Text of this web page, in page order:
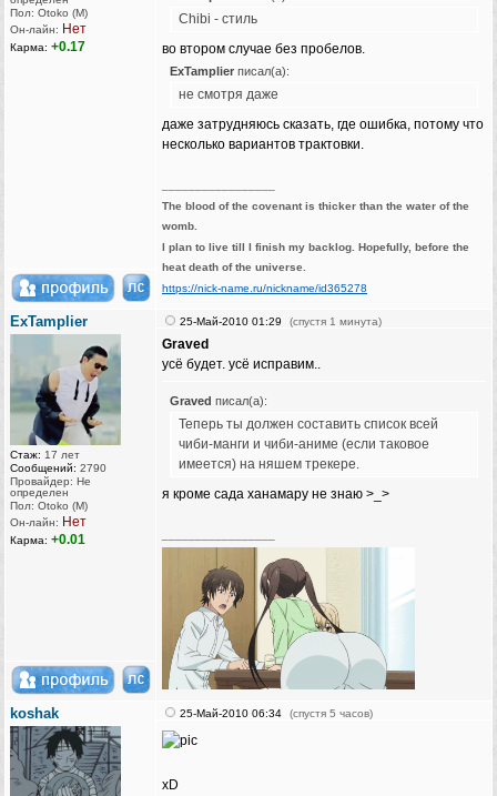
Пол: Otoko (M)
Он-лайн: Нет
Карма: +0.17
Chibi - стиль
во втором случае без пробелов.
ExTamplier писал(а):
не смотря даже
даже затрудняюсь сказать, где ошибка, потому что
несколько вариантов трактовки.
The blood of the covenant is thicker than the water of the
womb.
I plan to live till I finish my backlog. Hopefully, before the
heat death of the universe.
https://nick-name.ru/nickname/id365278
ExTamplier
Стаж: 17 лет
Сообщений: 2790
Провайдер: Не
определен
Пол: Otoko (M)
Он-лайн: Нет
Карма: +0.01
25-Май-2010 01:29 (спустя 1 минута)
Graved
усё будет. усё исправим..
Graved писал(а):
Теперь ты должен составить список всей
чиби-манги и чиби-аниме (если таковое
имеется) на няшем трекере.
я кроме сада ханамару не знаю >_>
koshak 25-Май-2010 06:34 (спустя 5 часов)
xD